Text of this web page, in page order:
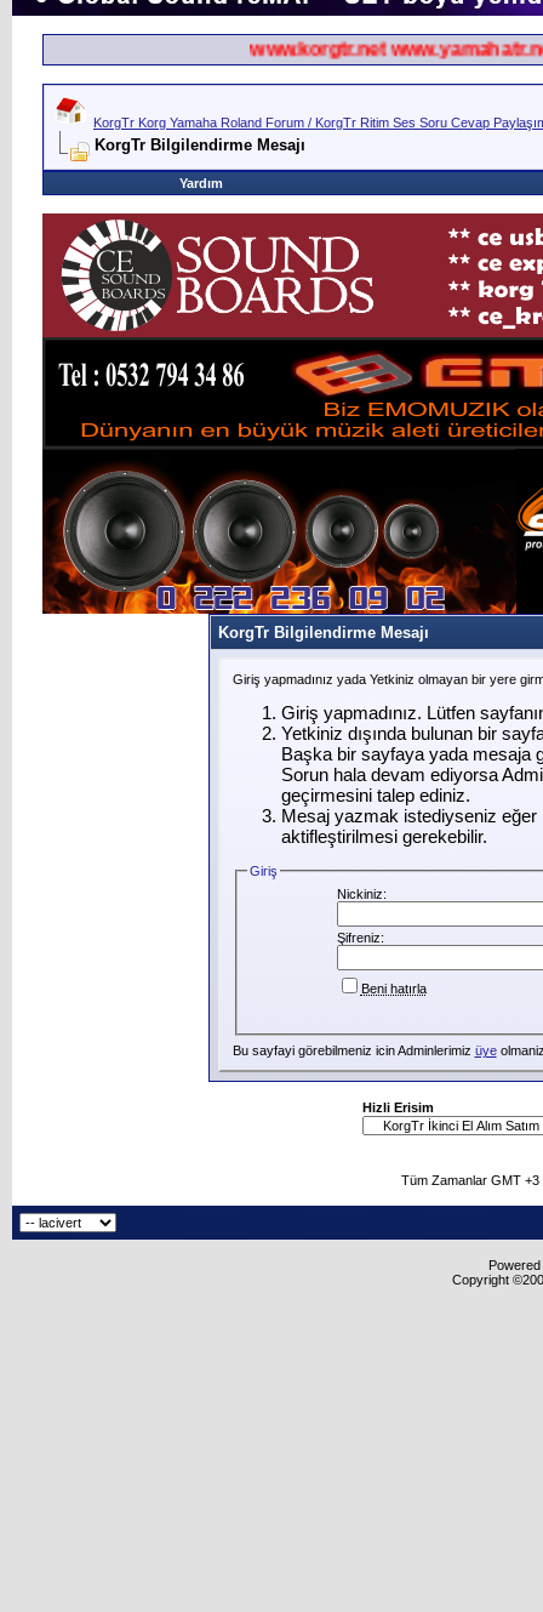
www.korgtr.net www.yamahatr.net
KorgTr Korg Yamaha Roland Forum / KorgTr Ritim Ses Soru Cevap
KorgTr Bilgilendirme Mesajı
Yardım
KorgTr Bilgilendirme Mesajı
Giriş yapmadınız yada Yetkiniz olmayan bir yere
Giriş yapmadınız. Lütfen
Yetkiniz dışında bulunan bir
Başka bir sayfaya yada mesaja
Sorun hala devam ediyorsa
geçirmesini talep ediniz.
Mesaj yazmak istediyseniz eğer
aktifleştirilmesi gerekebilir.
Giriş
Nickiniz:
Şifreniz:
Beni hatırla
Bu sayfayi görebilmeniz icin Adminlerimiz üye
Hizli Erisim
Tüm Zamanlar GMT
Copyright